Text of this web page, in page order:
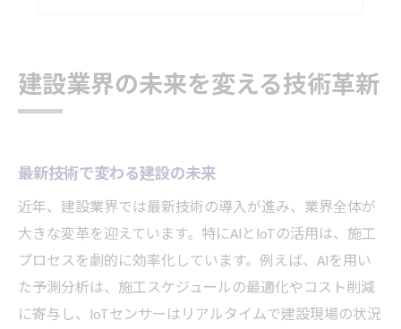
建設分野で進む技術革新の波
効率化を図る建設現場の最新動向
建設現場での効率化技術の導入
建設業界の生産性向上への挑戦
施工効率を高める最新トレンド
建設現場の効率化がもたらす成果
サステナブル建設がもたらす未来とは
建設業界の未来を変える技術革新
最新技術で変わる建設の未来
近年、建設業界では最新技術の導入が進み、業界全体が
大きな変革を迎えています。特にAIとIoTの活用は、施工
プロセスを劇的に効率化しています。例えば、AIを用い
た予測分析は、施工スケジュールの最適化やコスト削減
に寄与し、IoTセンサーはリアルタイムで建設現場の状況